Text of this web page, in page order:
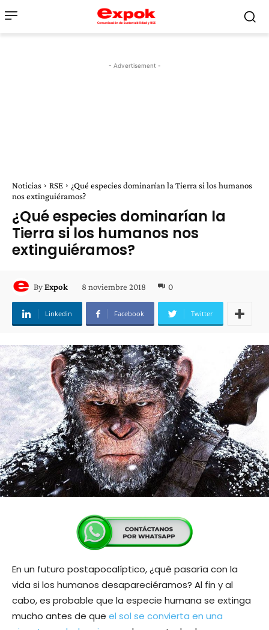
- Advertisement -
Noticias RSE
¿Qué especies dominarían la Tierra si los humanos
nos extinguiéramos?
¿Qué especies dominarían la
Tierra si los humanos nos
extinguiéramos?
ByExpok 8 noviembre 2018 0
Linkedin Facebook Twitter
En un futuro postapocalíptico, ¿qué pasaría con la
vida si los humanos desapareciéramos? Al fin y al
cabo, es probable que la especie humana se extinga
mucho antes de que el sol se convierta en una